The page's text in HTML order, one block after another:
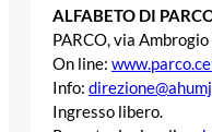
ALFABETO DI
PARCO, via
On line:
Info:
Ingresso libero.